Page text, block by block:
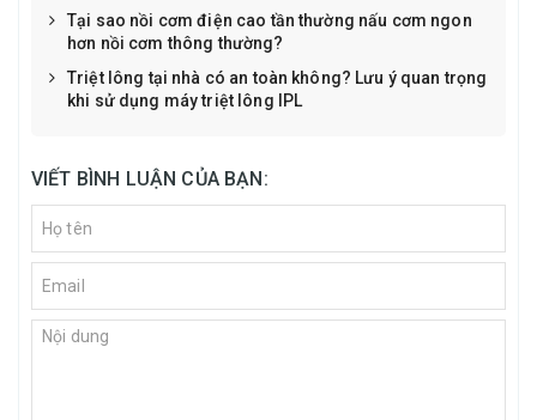
Tại sao nồi cơm điện cao tần thường nấu cơm ngon
hơn nồi cơm thông thường?
Triệt lông tại nhà có an toàn không? Lưu ý quan trọng
khi sử dụng máy triệt lông IPL
VIẾT BÌNH LUẬN CỦA BẠN: